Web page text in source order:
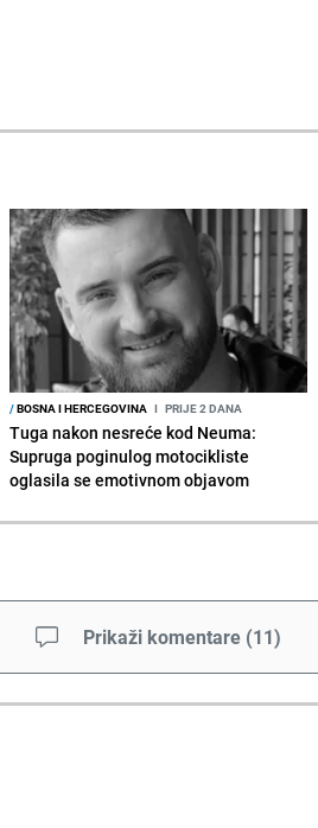
/BOSNA I HERCEGOVINA I PRIJE 2 DANA
Tuga nakon nesreće kod Neuma:
Supruga poginulog motocikliste
oglasila se emotivnom objavom
Prikaži komentare (11)